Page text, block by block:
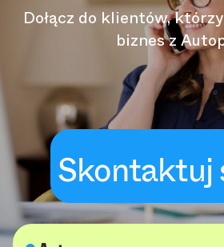
Dołącz do klientów,
biznes z
Skontaktuj